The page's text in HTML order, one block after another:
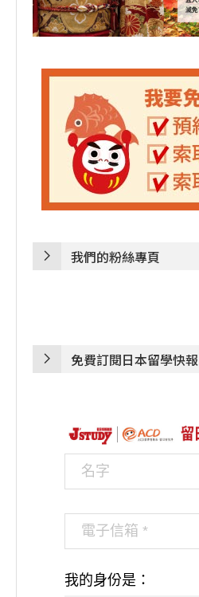
我們的粉絲專頁
免費訂閱日本留學快報
我的身份是：